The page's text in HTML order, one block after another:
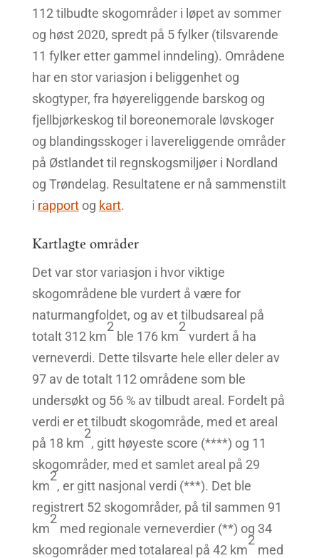
112 tilbudte skogområder i løpet av sommer
og høst 2020, spredt på 5 fylker (tilsvarende
11 fylker etter gammel inndeling). Områdene
har en stor variasjon i beliggenhet og
skogtyper, fra høyereliggende barskog og
fjellbjørkeskog til boreonemorale løvskoger
og blandingsskoger i lavereliggende områder
på Østlandet til regnskogsmiljøer i Nordland
og Trøndelag. Resultatene er nå sammenstilt
i rapportog kart.
Kartlagte områder
Det var stor variasjon i hvor viktige
skogområdene ble vurdert å være for
naturmangfoldet, og av et tilbudsareal på
totalt 312 km
2
ble 176 km
2
vurdert å ha
verneverdi. Dette tilsvarte hele eller deler av
97 av de totalt 112 områdene som ble
undersøkt og 56 % av tilbudt areal. Fordelt på
verdi er et tilbudt skogområde, med et areal
på 18 km
2
, gitt høyeste score (****) og 11
skogområder, med et samlet areal på 29
km
2
, er gitt nasjonal verdi (***). Det ble
registrert 52 skogområder, på til sammen 91
km
2
med regionale verneverdier (**) og 34
skogområder med totalareal på 42 km
2
med